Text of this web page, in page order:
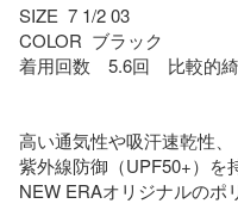
SIZE  7 1/2 03
COLOR  ブラック
着用回数　5.6回　比較的
高い通気性や吸汗速乾性、
紫外線防御（UPF50+）を
NEW ERAオリジナルのポ